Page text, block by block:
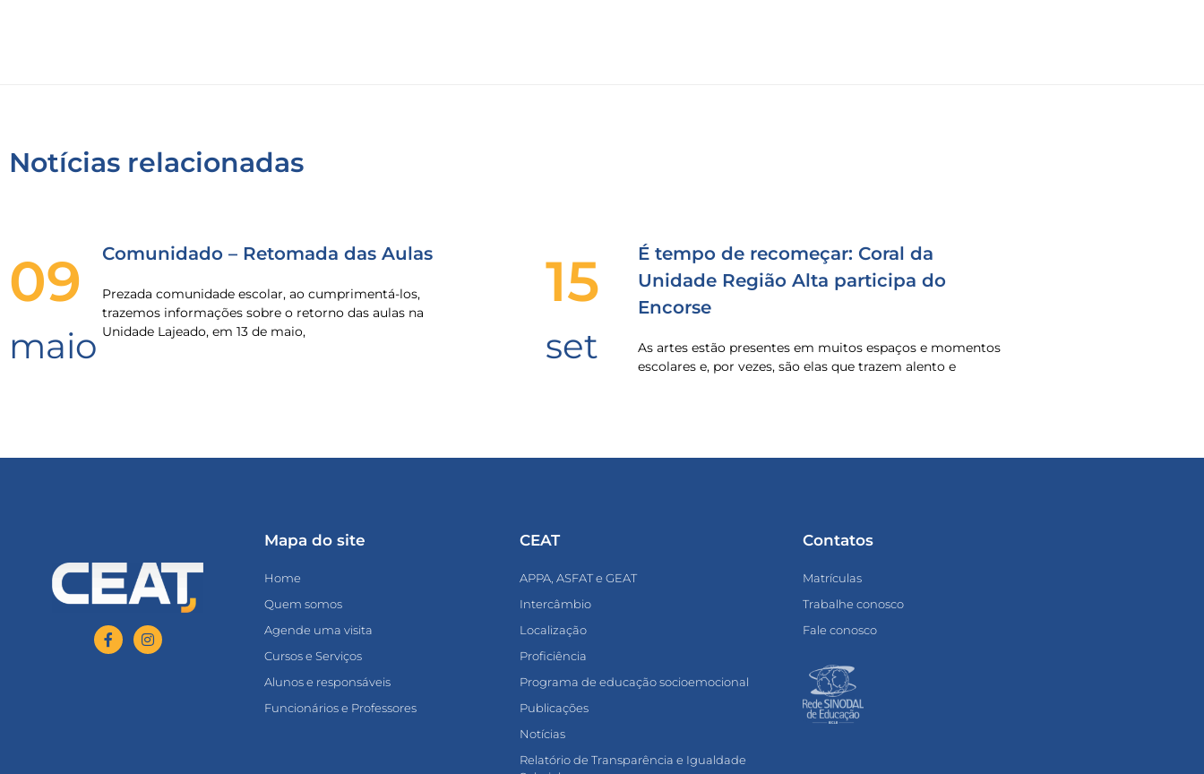
Notícias relacionadas
09
maio
Comunidado – Retomada das Aulas
Prezada comunidade escolar, ao cumprimentá-los,
trazemos informações sobre o retorno das aulas na
Unidade Lajeado, em 13 de maio,
15
set
É tempo de recomeçar: Coral da
Unidade Região Alta participa do
Encorse
As artes estão presentes em muitos espaços e momentos
escolares e, por vezes, são elas que trazem alento e
Mapa do site
Home
Quem somos
Agende uma visita
Cursos e Serviços
Alunos e responsáveis
Funcionários e Professores
CEAT
APPA, ASFAT e GEAT
Intercâmbio
Localização
Proficiência
Programa de educação socioemocional
Publicações
Notícias
Relatório de Transparência e Igualdade
Contatos
Matrículas
Trabalhe conosco
Fale conosco